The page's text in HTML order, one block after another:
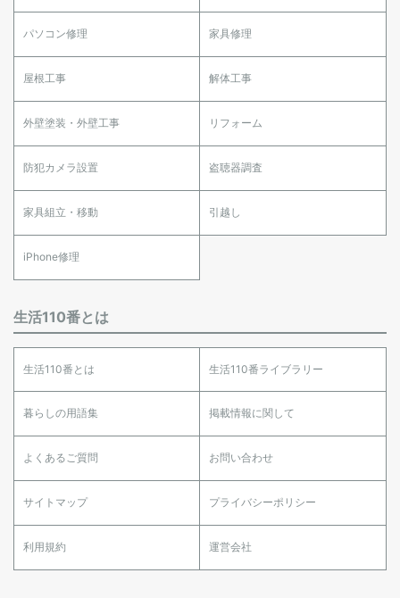
パソコン修理 家具修理
屋根工事 解体工事
外壁塗装・外壁工事 リフォーム
防犯カメラ設置 盗聴器調査
家具組立・移動 引越し
iPhone修理
生活110番とは
生活110番とは 生活110番ライブラリー
暮らしの用語集 掲載情報に関して
よくあるご質問 お問い合わせ
サイトマップ プライバシーポリシー
利用規約 運営会社